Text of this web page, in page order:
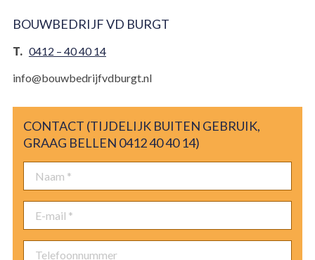
BOUWBEDRIJF VD BURGT
T. 0412 – 40 40 14
info@bouwbedrijfvdburgt.nl
CONTACT (TIJDELIJK BUITEN GEBRUIK,
GRAAG BELLEN 0412 40 40 14)
Naam
Telefoonnummer